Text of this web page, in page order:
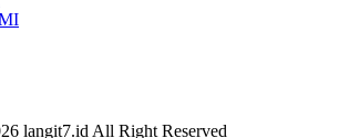
langit7.id All Right Reserved